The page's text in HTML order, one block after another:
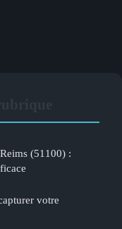
(51100) :
votre